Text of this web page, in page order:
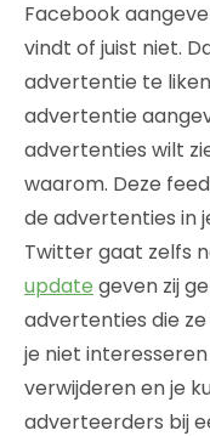
Facebook
vindt of juist niet.
advertentie te
advertentie
advertenties wilt
waarom. Deze
de advertenties in
Twitter gaat zelfs
update geven zij
advertenties die
je niet
verwijderen en je
adverteerders bij